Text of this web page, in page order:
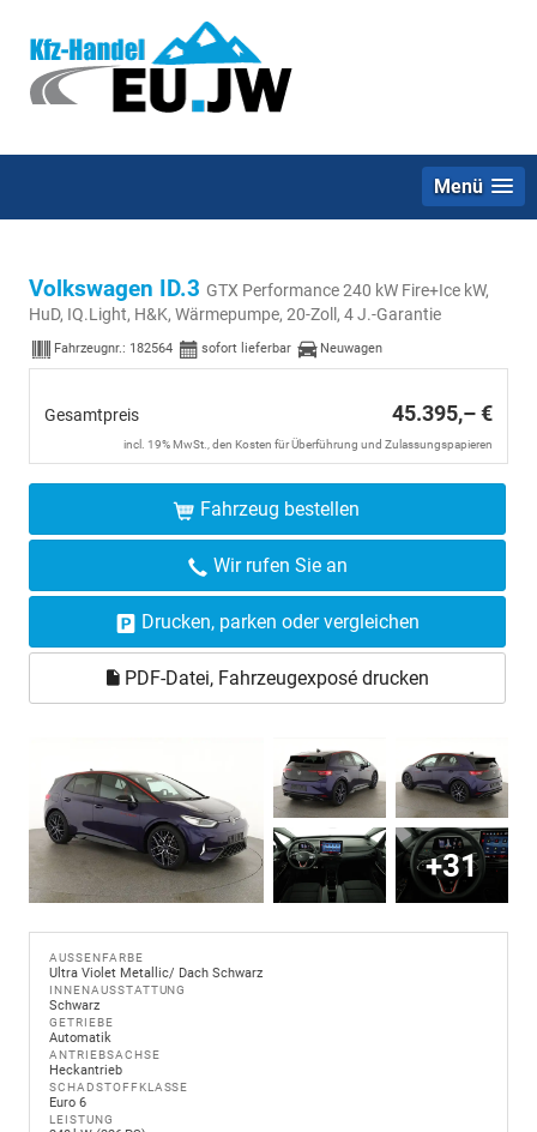
Menü
Volkswagen ID.3 GTX Performance 240 kW Fire+Ice kW,
HuD, IQ.Light, H&K, Wärmepumpe, 20-Zoll, 4 J.-Garantie
Fahrzeugnr.: 182564 sofort lieferbar Neuwagen
Gesamtpreis 45.395,– €
incl. 19% MwSt., den Kosten für Überführung und Zulassungspapieren
Fahrzeug bestellen
Wir rufen Sie an
Drucken, parken oder vergleichen
PDF-Datei, Fahrzeugexposé drucken
+31
AUSSENFARBE
Ultra Violet Metallic/ Dach Schwarz
INNENAUSSTATTUNG
Schwarz
GETRIEBE
Automatik
ANTRIEBSACHSE
Heckantrieb
SCHADSTOFFKLASSE
Euro 6
LEISTUNG